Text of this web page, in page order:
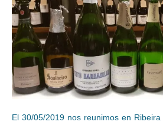
El 30/05/2019 nos reunimos en